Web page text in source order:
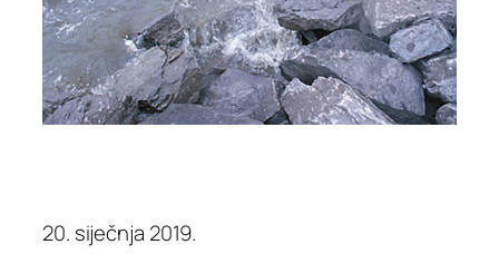
20. siječnja 2019.